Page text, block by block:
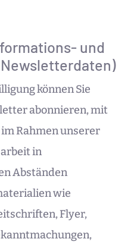
und
können Sie
abonnieren, mit
Rahmen unserer
in
Abständen
wie
Flyer,